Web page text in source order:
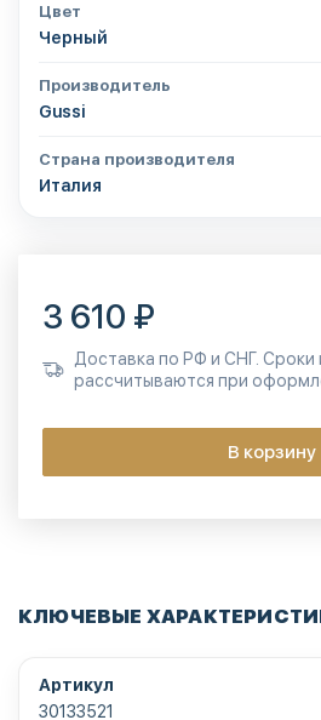
Цвет
Черный
Производитель
Gussi
Страна производителя
Италия
3 610 ₽
Доставка по РФ и СНГ. Сроки
рассчитываются при
В корзину
КЛЮЧЕВЫЕ
Артикул
30133521